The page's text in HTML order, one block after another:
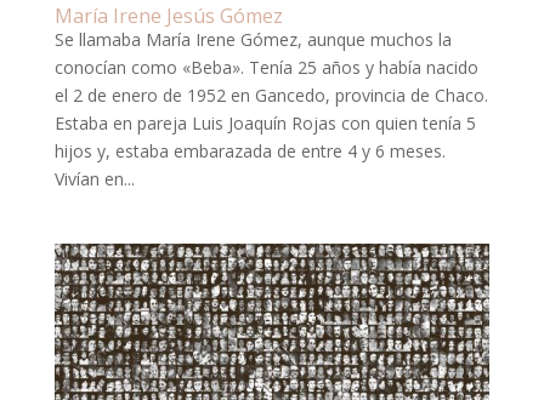
María Irene Jesús Gómez
Se llamaba María Irene Gómez, aunque muchos la
conocían como «Beba». Tenía 25 años y había nacido
el 2 de enero de 1952 en Gancedo, provincia de Chaco.
Estaba en pareja Luis Joaquín Rojas con quien tenía 5
hijos y, estaba embarazada de entre 4 y 6 meses.
Vivían en...